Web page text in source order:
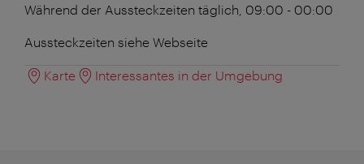
Während der Aussteckzeiten täglich, 09:00 - 00:00
Aussteckzeiten siehe Webseite
Karte Interessantes in der Umgebung